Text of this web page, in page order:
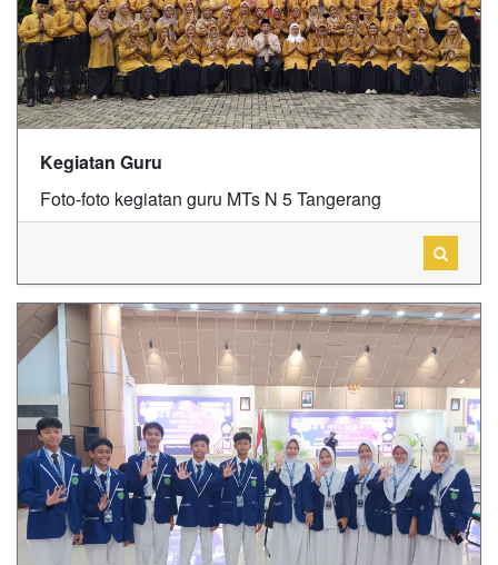
Kegiatan Guru
Foto-foto kegiatan guru MTs N 5 Tangerang